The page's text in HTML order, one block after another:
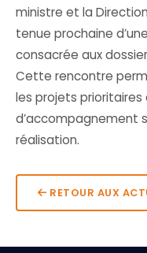
ministre et la
tenue prochaine
consacrée aux
Cette rencontre
les projets
d’accompagnement
réalisation.
RETOUR AUX